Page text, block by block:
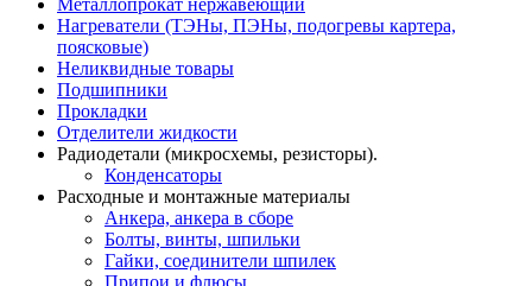
Металлопрокат нержавеющий
Нагреватели (ТЭНы, ПЭНы, подогревы картера,
поясковые)
Неликвидные товары
Подшипники
Прокладки
Отделители жидкости
Радиодетали (микросхемы, резисторы).
Конденсаторы
Расходные и монтажные материалы
Анкера, анкера в сборе
Болты, винты, шпильки
Гайки, соединители шпилек